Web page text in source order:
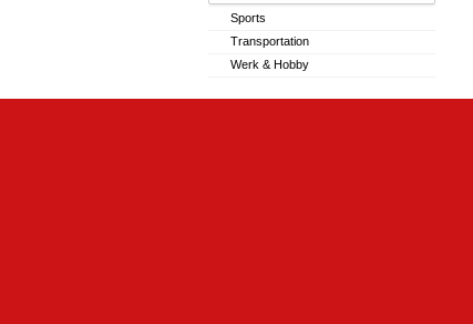
Sports
Transportation
Werk & Hobby